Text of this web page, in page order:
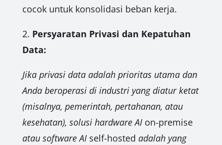
cocok untuk konsolidasi beban kerja.
2. Persyaratan Privasi dan Kepatuhan
Data:
Jika privasi data adalah prioritas utama dan
Anda beroperasi di industri yang diatur ketat
(misalnya, pemerintah, pertahanan, atau
kesehatan), solusi hardware AI on-premise
atau software AI self-hosted adalah yang